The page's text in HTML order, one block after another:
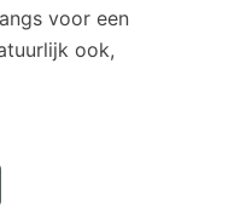
voor een
ook,